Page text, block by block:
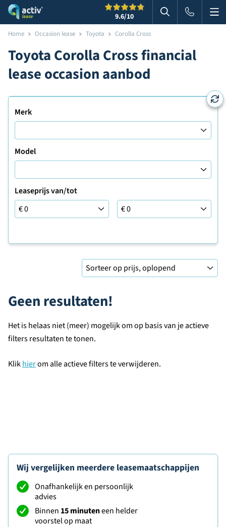
9.6/10 Zoeken in
Home Occasion lease Toyota Corolla Cross
Toyota Corolla Cross financial
lease occasion aanbod
Merk
Model
Leaseprijs van/tot
Leaseprijs tot
Geen resultaten!
Het is helaas niet (meer) mogelijk om op basis van je actieve
filters resultaten te tonen.
Klikhierom alle actieve filters te verwijderen.
Wij vergelijken meerdere leasemaatschappijen
Onafhankelijk en persoonlijk
advies
Binnen 15 minuteneen helder
voorstel op maat